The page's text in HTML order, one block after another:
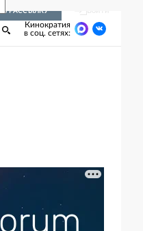
РАССЫЛКУ
Кинократия
в соц. сетях: